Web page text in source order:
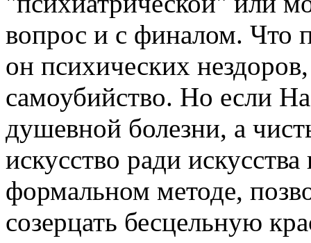
вопрос и с финалом. Что
он психических
самоубийство. Но если
душевной болезни, а
искусство ради
формальном методе,
созерцать бесцельную